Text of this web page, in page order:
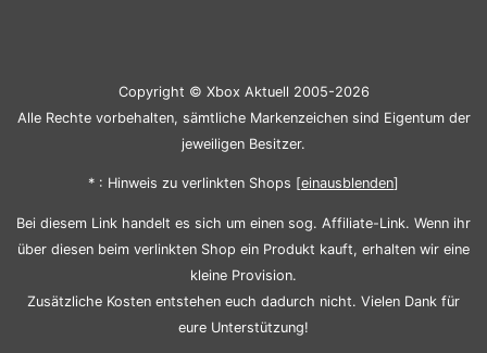
Copyright © Xbox Aktuell 2005-2026
Alle Rechte vorbehalten, sämtliche Markenzeichen sind Eigentum der
jeweiligen Besitzer.
* : Hinweis zu verlinkten Shops [einausblenden]
Bei diesem Link handelt es sich um einen sog. Affiliate-Link. Wenn ihr
über diesen beim verlinkten Shop ein Produkt kauft, erhalten wir eine
kleine Provision.
Zusätzliche Kosten entstehen euch dadurch nicht. Vielen Dank für
eure Unterstützung!